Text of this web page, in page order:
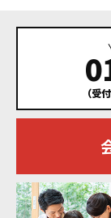
（受